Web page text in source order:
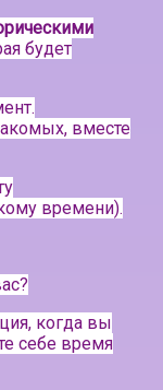
будет
вместе
времени).
когда вы
себе время